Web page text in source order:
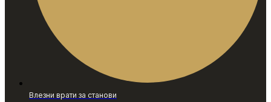
Влезни врати за станови